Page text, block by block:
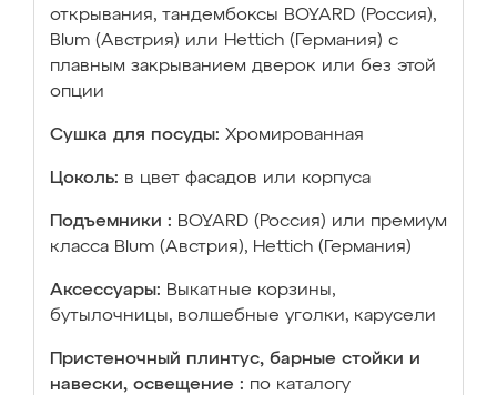
открывания, тандембоксы BOYARD (Россия),
Blum (Австрия) или Hettich (Германия) с
плавным закрыванием дверок или без этой
опции
Сушка для посуды: Хромированная
Цоколь: в цвет фасадов или корпуса
Подъемники : BOYARD (Россия) или премиум
класса Blum (Австрия), Hettich (Германия)
Аксессуары: Выкатные корзины,
бутылочницы, волшебные уголки, карусели
Пристеночный плинтус, барные стойки и
навески, освещение : по каталогу